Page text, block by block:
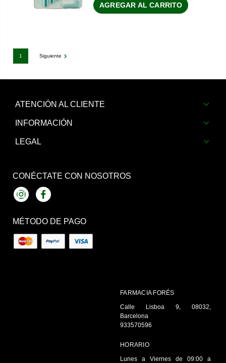
AGREGAR AL CARRITO
1 Siguiente
ATENCIÓN AL CLIENTE
INFORMACIÓN
LEGAL
CONÉCTATE CON NOSOTROS
InstagramFacebook
MÉTODO DE PAGO
FARMACIA FORÉS
Calle Lisboa 9, 08032,
Barcelona
933570596
HORARIO
Lunes a Viernes de 09:00 a